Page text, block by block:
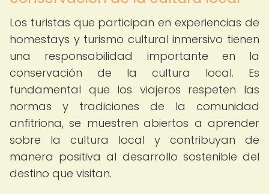
Los turistas que participan en experiencias de
homestays y turismo cultural inmersivo tienen
una responsabilidad importante en la
conservación de la cultura local. Es
fundamental que los viajeros respeten las
normas y tradiciones de la comunidad
anfitriona, se muestren abiertos a aprender
sobre la cultura local y contribuyan de
manera positiva al desarrollo sostenible del
destino que visitan.